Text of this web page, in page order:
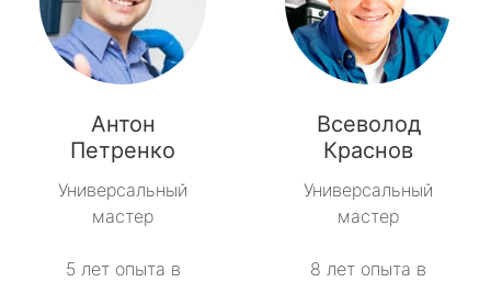
Антон
Петренко
Универсальный
мастер
5 лет опыта в
Всеволод
Краснов
Универсальный
мастер
8 лет опыта в